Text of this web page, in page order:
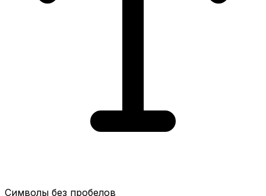
Символы без пробелов